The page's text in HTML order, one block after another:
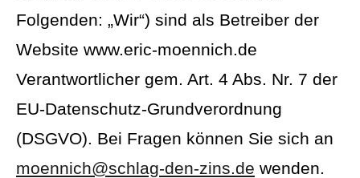
Folgenden: „Wir“) sind als Betreiber der
Website www.eric-moennich.de
Verantwortlicher gem. Art. 4 Abs. Nr. 7 der
EU-Datenschutz-Grundverordnung
(DSGVO). Bei Fragen können Sie sich an
moennich@schlag-den-zins.de wenden.